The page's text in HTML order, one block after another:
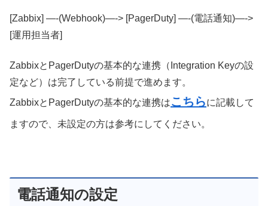
[Zabbix] —-(Webhook)—-> [PagerDuty] —-(電話通知)—->
[運用担当者]
ZabbixとPagerDutyの基本的な連携（Integration Keyの設
定など）は完了している前提で進めます。
ZabbixとPagerDutyの基本的な連携はこちらに記載して
ますので、未設定の方は参考にしてください。
電話通知の設定